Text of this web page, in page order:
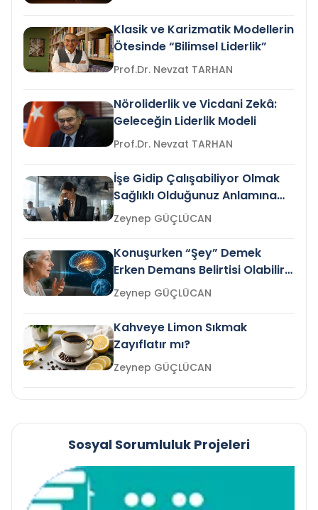
Klasik ve Karizmatik Modellerin
Ötesinde “Bilimsel Liderlik”
Prof.Dr. Nevzat TARHAN
Nöroliderlik ve Vicdani Zekâ:
Geleceğin Liderlik Modeli
Prof.Dr. Nevzat TARHAN
İşe Gidip Çalışabiliyor Olmak
Sağlıklı Olduğunuz Anlamına
Gelir mi?Zeynep GÜÇLÜCAN
Konuşurken “Şey” Demek
Erken Demans Belirtisi Olabilir
mi?
Zeynep GÜÇLÜCAN
Kahveye Limon Sıkmak
Zayıflatır mı?
Zeynep GÜÇLÜCAN
Sosyal Sorumluluk Projeleri